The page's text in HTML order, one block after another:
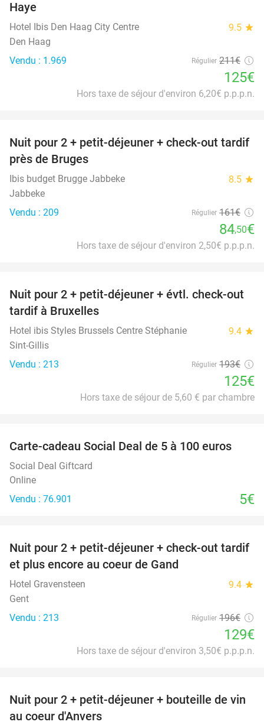
Haye
Hotel Ibis Den Haag City Centre 9.5 star
Den Haag
Vendu : 1.969
Régulier 211€
125€
Hors taxe de séjour d'environ 6,20€ p.p.p.n.
48%
Nuit pour 2 + petit-déjeuner + check-out tardif
près de Bruges
Ibis budget Brugge Jabbeke 8.5 star
Jabbeke
Vendu : 209
Régulier 161€
84,50€
Hors taxe de séjour d'environ 2,50€ p.p.p.n.
35%
Nuit pour 2 + petit-déjeuner + évtl. check-out
tardif à Bruxelles
Hotel ibis Styles Brussels Centre Stéphanie 9.4 star
Sint-Gillis
Vendu : 213
Régulier 193€
125€
Hors taxe de séjour de 5,60 € par chambre
Carte-cadeau Social Deal de 5 à 100 euros
Social Deal Giftcard
Online
Vendu : 76.901
5€
34%
Nuit pour 2 + petit-déjeuner + check-out tardif
et plus encore au coeur de Gand
Hotel Gravensteen 9.4 star
Gent
Vendu : 213
Régulier 196€
129€
Hors taxe de séjour d'environ 3,50€ p.p.p.n.
31%
Nuit pour 2 + petit-déjeuner + bouteille de vin
au coeur d'Anvers